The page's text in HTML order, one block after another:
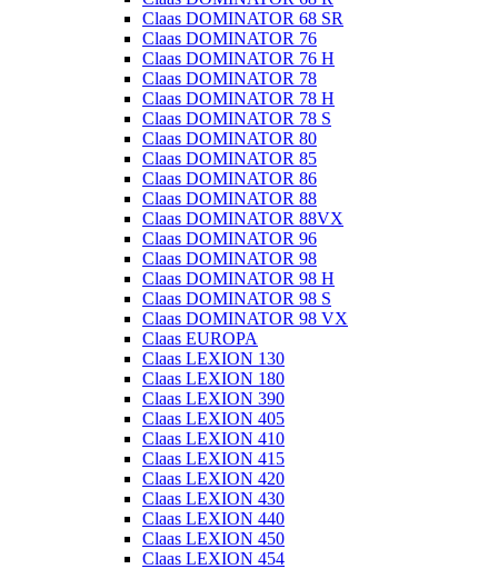
Claas DOMINATOR 68 SR
Claas DOMINATOR 76
Claas DOMINATOR 76 H
Claas DOMINATOR 78
Claas DOMINATOR 78 H
Claas DOMINATOR 78 S
Claas DOMINATOR 80
Claas DOMINATOR 85
Claas DOMINATOR 86
Claas DOMINATOR 88
Claas DOMINATOR 88VX
Claas DOMINATOR 96
Claas DOMINATOR 98
Claas DOMINATOR 98 H
Claas DOMINATOR 98 S
Claas DOMINATOR 98 VX
Claas EUROPA
Claas LEXION 130
Claas LEXION 180
Claas LEXION 390
Claas LEXION 405
Claas LEXION 410
Claas LEXION 415
Claas LEXION 420
Claas LEXION 430
Claas LEXION 440
Claas LEXION 450
Claas LEXION 454